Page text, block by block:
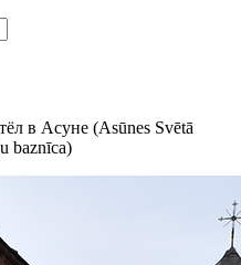
в Асуне (Asūnes Svētā
baznīca)